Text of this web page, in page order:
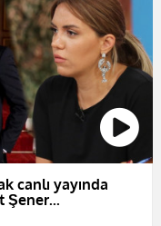
canlı yayında
Şener...